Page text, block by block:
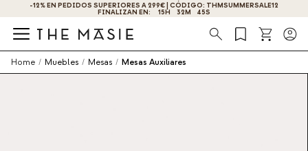
-12% EN PEDIDOS SUPERIORES A 299€ | CÓDIGO: THMSUMMERSALE12
FINALIZAN EN: 15H 32M 45S
Búsqueda
Home / Muebles / Mesas / Mesas Auxiliares